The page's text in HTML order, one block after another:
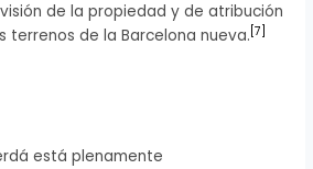
de la propiedad y de atribución
terrenos de la Barcelona nueva. [7
está plenamente